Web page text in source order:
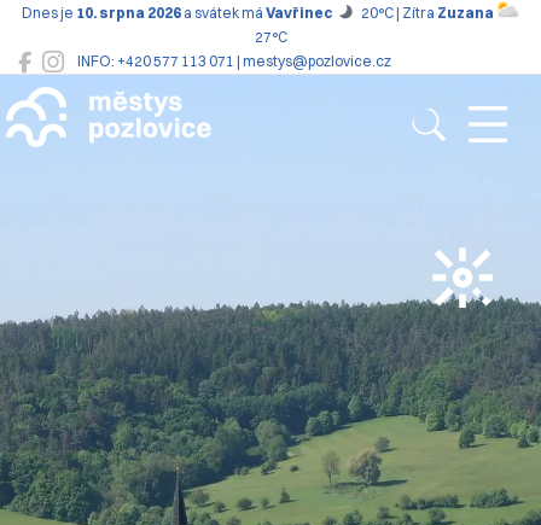
INFO: +420 577 113 071 | mestys@pozlovice.cz
Dnes je 10. srpna 2026a svátek má Vavřinec 20°C | Zítra Zuzana
27°C
Pozlovice